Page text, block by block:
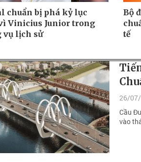
chuẩn bị phá kỷ lục
Vinicius Junior trong
vụ lịch sử
Bộ
tế
26/07/
Cầu
vào